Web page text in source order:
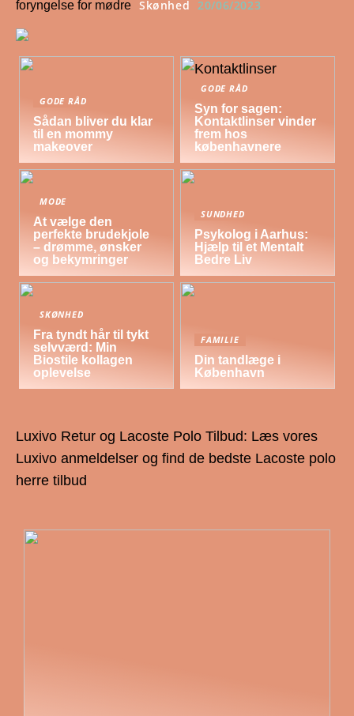
foryngelse for mødre Skønhed 20/06/2023
GODE RÅD
Sådan bliver du klar
til en mommy
makeover
GODE RÅD
Syn for sagen:
Kontaktlinser vinder
frem hos
københavnere
MODE
At vælge den
perfekte brudekjole
– drømme, ønsker
og bekymringer
SUNDHED
Psykolog i Aarhus:
Hjælp til et Mentalt
Bedre Liv
SKØNHED
Fra tyndt hår til tykt
selvværd: Min
Biostile kollagen
oplevelse
FAMILIE
Din tandlæge i
København
Luxivo Retur og Lacoste Polo Tilbud: Læs vores
Luxivo anmeldelser og find de bedste Lacoste polo
herre tilbud